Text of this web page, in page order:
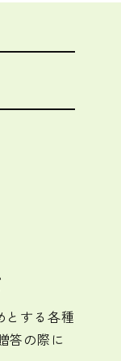
とする各種
答の際に